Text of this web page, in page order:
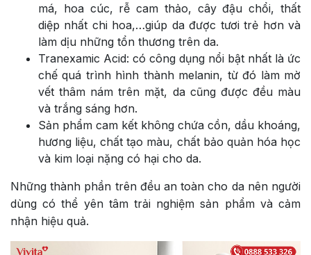
má, hoa cúc, rễ cam thảo, cây đậu chổi, thất
diệp nhất chi hoa,…giúp da được tươi trẻ hơn và
làm dịu những tổn thương trên da.
Tranexamic Acid: có công dụng nổi bật nhất là ức
chế quá trình hình thành melanin, từ đó làm mờ
vết thâm nám trên mặt, da cũng được đều màu
và trắng sáng hơn.
Sản phẩm cam kết không chứa cồn, dầu khoáng,
hương liệu, chất tạo màu, chất bảo quản hóa học
và kim loại nặng có hại cho da.
Những thành phần trên đều an toàn cho da nên người
dùng có thể yên tâm trải nghiệm sản phẩm và cảm
nhận hiệu quả.